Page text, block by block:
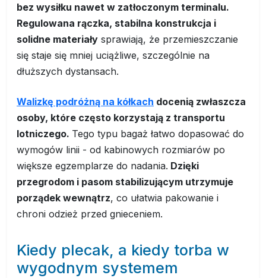
bez wysiłku nawet w zatłoczonym terminalu.
Regulowana rączka, stabilna konstrukcja i
solidne materiały sprawiają, że przemieszczanie
się staje się mniej uciążliwe, szczególnie na
dłuższych dystansach.
Walizkę podróżną na kółkach docenią zwłaszcza
osoby, które często korzystają z transportu
lotniczego. Tego typu bagaż łatwo dopasować do
wymogów linii - od kabinowych rozmiarów po
większe egzemplarze do nadania. Dzięki
przegrodom i pasom stabilizującym utrzymuje
porządek wewnątrz, co ułatwia pakowanie i
chroni odzież przed gnieceniem.
Kiedy plecak, a kiedy torba w
wygodnym systemem